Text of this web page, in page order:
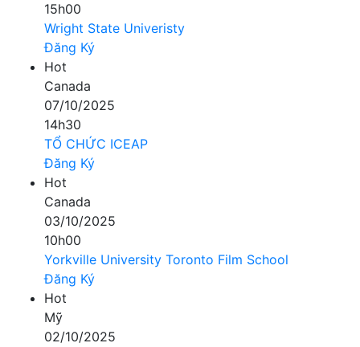
15h00
Wright State Univeristy
Đăng Ký
Hot
Canada
07/10/2025
14h30
TỔ CHỨC ICEAP
Đăng Ký
Hot
Canada
03/10/2025
10h00
Yorkville University Toronto Film School
Đăng Ký
Hot
Mỹ
02/10/2025